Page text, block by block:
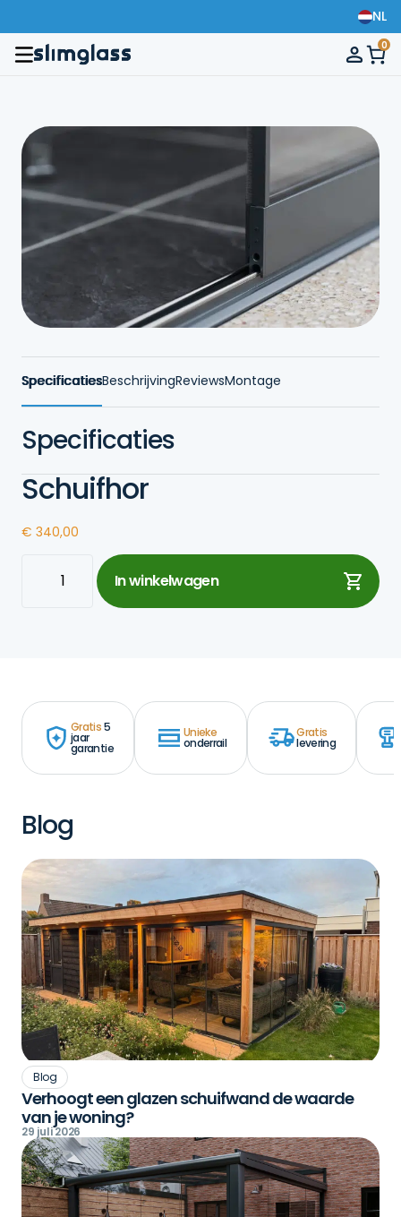
NL
0
SpecificatiesBeschrijvingReviewsMontage
Specificaties
Schuifhor
€ 340,00
In winkelwagen
Gratis5
jaar
garantie
Unieke
onderrail
Gratis
levering
Blog
Blog
Verhoogt een glazen schuifwand de waarde
van je woning?
29 juli 2026